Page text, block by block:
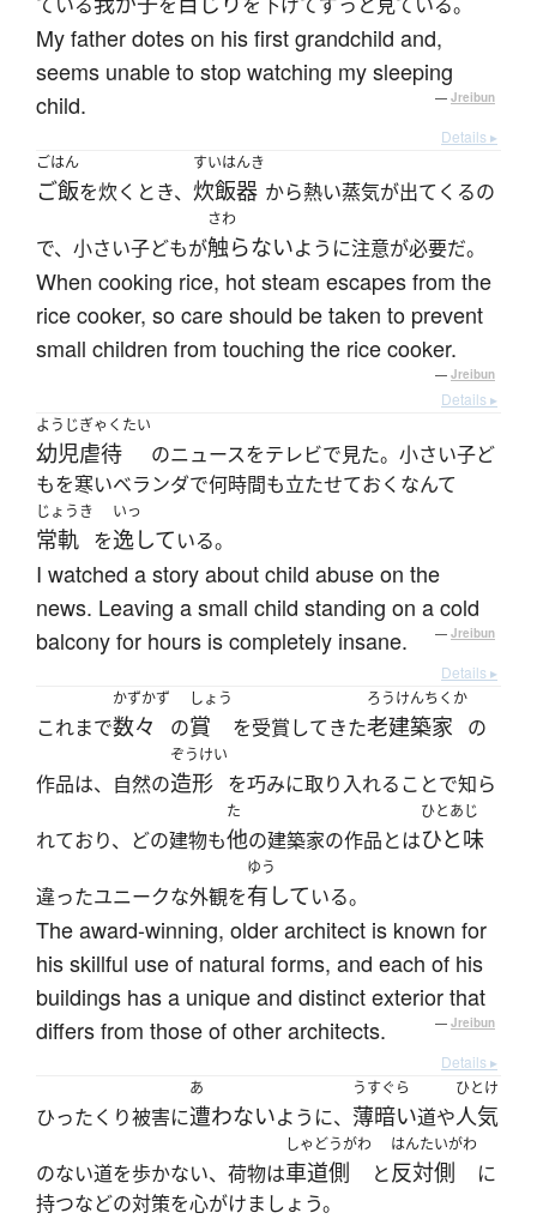
My father dotes on his first grandchild and,
seems unable to stop watching my sleeping
child.
— Jreibun
Details ▸
ごはん
ご飯を炊くとき、
すいはんき
炊飯器 から熱い蒸気が出てくるの
で、小さい子どもが
さわ
触らないように注意が必要だ。
When cooking rice, hot steam escapes from the
rice cooker, so care should be taken to prevent
small children from touching the rice cooker.
— Jreibun
Details ▸
ようじぎゃくたい
幼児虐待
のニュースをテレビで見た。小さい子ど
もを寒いベランダで何時間も立たせておくなんて
じょうき
常軌 を
いっ
逸している。
I watched a story about child abuse on the
news. Leaving a small child standing on a cold
balcony for hours is completely insane.
— Jreibun
Details ▸
これまで
かずかず
数々 の
しょう
賞 を受賞してきた
ろうけんちくか
老建築家 の
作品は、自然の
ぞうけい
造形 を巧みに取り入れることで知ら
れており、どの建物も
た
他の建築家の作品とは
ひとあじ
ひと味
違ったユニークな外観を
ゆう
有している。
The award-winning, older architect is known for
his skillful use of natural forms, and each of his
buildings has a unique and distinct exterior that
differs from those of other architects.
— Jreibun
Details ▸
ひったくり被害に
あ
遭わないように、
うすぐら
薄暗い道や
ひとけ
人気
のない道を歩かない、荷物は
しゃどうがわ
車道側 と
はんたいがわ
反対側
に
持つなどの対策を心がけましょう。